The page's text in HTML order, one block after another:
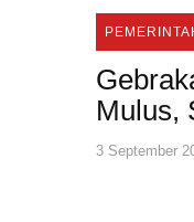
Mulus,
3 September